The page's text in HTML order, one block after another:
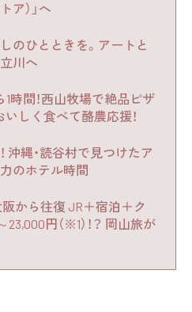
ア）」へ
のひとときを。アートと
川へ
1時間！西山牧場で絶品ピザ
しく食べて酪農応援！
沖縄・読谷村で見つけたア
のホテル時間
から往復 JR＋宿泊＋ク
円（※1）！？ 岡山旅が